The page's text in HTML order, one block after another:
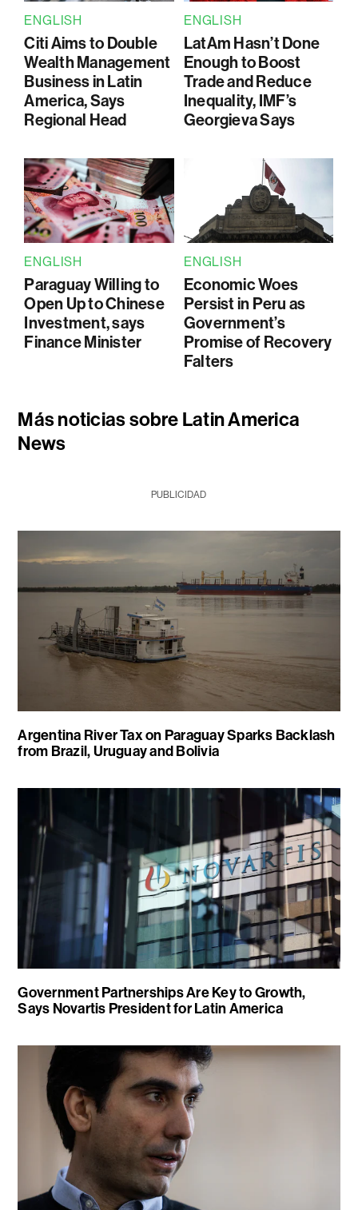
ENGLISH
Citi Aims to Double
Wealth Management
Business in Latin
America, Says
Regional Head
ENGLISH
LatAm Hasn’t Done
Enough to Boost
Trade and Reduce
Inequality, IMF’s
Georgieva Says
ENGLISH
Paraguay Willing to
Open Up to Chinese
Investment, says
Finance Minister
ENGLISH
Economic Woes
Persist in Peru as
Government’s
Promise of Recovery
Falters
Más noticias sobre Latin America
News
PUBLICIDAD
Argentina River Tax on Paraguay Sparks Backlash
from Brazil, Uruguay and Bolivia
Government Partnerships Are Key to Growth,
Says Novartis President for Latin America